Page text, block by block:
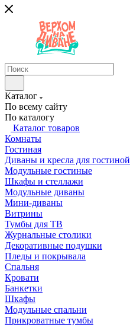
Каталог
По всему сайту
По каталогу
Каталог товаров
Комнаты
Гостиная
Диваны и кресла для гостиной
Модульные гостиные
Шкафы и стеллажи
Модульные диваны
Мини-диваны
Витрины
Тумбы для ТВ
Журнальные столики
Декоративные подушки
Пледы и покрывала
Спальня
Кровати
Банкетки
Шкафы
Модульные спальни
Прикроватные тумбы